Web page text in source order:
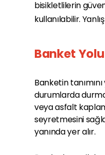
bisikletlilerin
kullanılabilir.
Banket
Banketin
durumlarda
veya asfalt
seyretmesini
yanında yer alır.